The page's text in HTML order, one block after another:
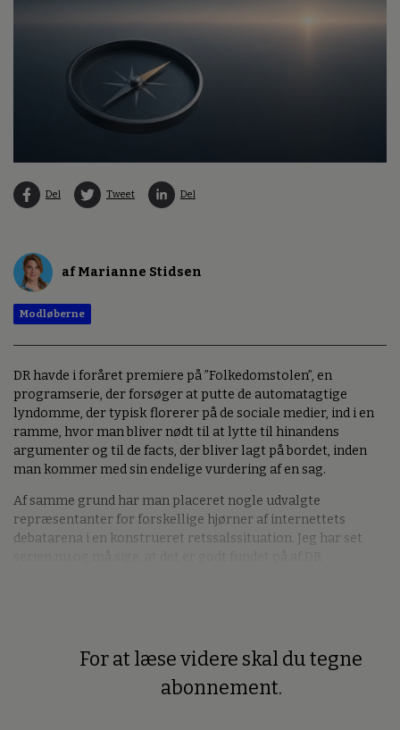
Del Tweet Del
af Marianne Stidsen
Modløberne
DR havde i foråret premiere på ”Folkedomstolen”, en
programserie, der forsøger at putte de automatagtige
lyndomme, der typisk florerer på de sociale medier, ind i en
ramme, hvor man bliver nødt til at lytte til hinandens
argumenter og til de facts, der bliver lagt på bordet, inden
man kommer med sin endelige vurdering af en sag.
Af samme grund har man placeret nogle udvalgte
repræsentanter for forskellige hjørner af internettets
debatarena i en konstrueret retssalssituation. Jeg har set
For at læse videre skal du tegne
abonnement.